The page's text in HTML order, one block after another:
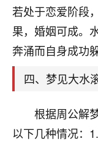
若处于恋爱阶段
果，婚姻可成。
奔涌而自身成功
四、梦见大水
根据周公解
以下几种情况：
梦醒时分
我女儿高二
的，把我们
师，一开始
做完，我女
大学，只要
鹿森：可